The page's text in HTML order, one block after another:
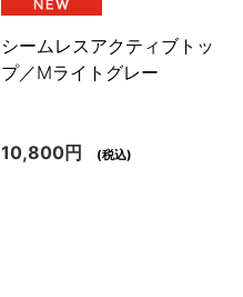
シームレスアクティブトッ
プ／Mライトグレー
10,800円 (税込)